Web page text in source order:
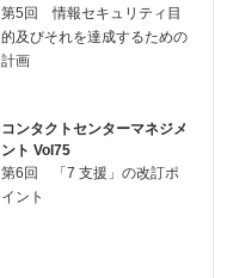
第5回 情報セキュリティ目
的及びそれを達成するための
計画
コンタクトセンターマネジメ
ント Vol75
第6回 「7 支援」の改訂ポ
イント